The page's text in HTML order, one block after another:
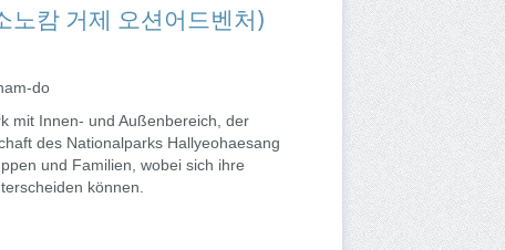
캄 거제 오션어드벤처)
do
mit Innen- und Außenbereich, der
des Nationalparks Hallyeohaesang
und Familien, wobei sich ihre
können.